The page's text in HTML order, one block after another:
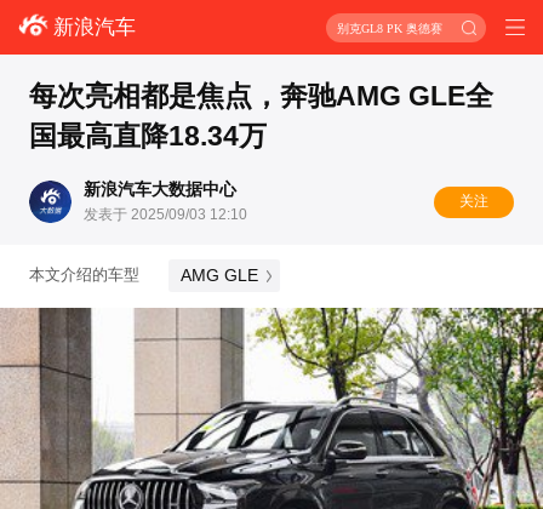
新浪汽车 别克GL8 PK 奥德赛
每次亮相都是焦点，奔驰AMG GLE全
国最高直降18.34万
新浪汽车大数据中心
发表于 2025/09/03 12:10
关注
本文介绍的车型 AMG GLE